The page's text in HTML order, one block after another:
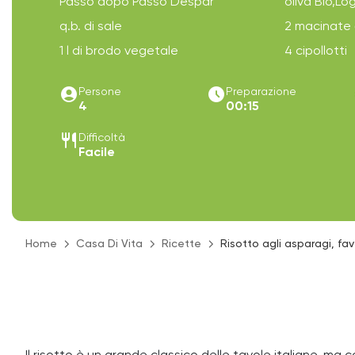
q.b. di sale
2 macinate
1 l di brodo vegetale
4 cipollotti
account_circle Persone
4
access_time_filled Preparazione
00:15
restaurant Difficoltà
Facile
Home Casa Di Vita Ricette Risotto agli asparagi,